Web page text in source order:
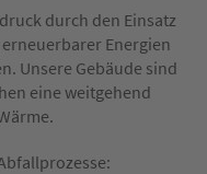
durch den Einsatz
Energien
Unsere Gebäude sind
eine weitgehend